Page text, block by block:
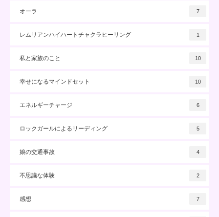
オーラ 7
レムリアンハイハートチャクラヒーリング 1
私と家族のこと 10
幸せになるマインドセット 10
エネルギーチャージ 6
ロックガールによるリーディング 5
娘の交通事故 4
不思議な体験 2
感想 7